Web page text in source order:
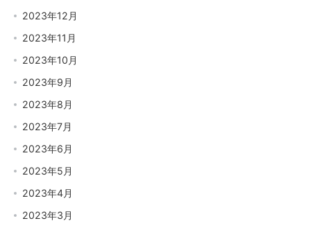
2023年12月
2023年11月
2023年10月
2023年9月
2023年8月
2023年7月
2023年6月
2023年5月
2023年4月
2023年3月